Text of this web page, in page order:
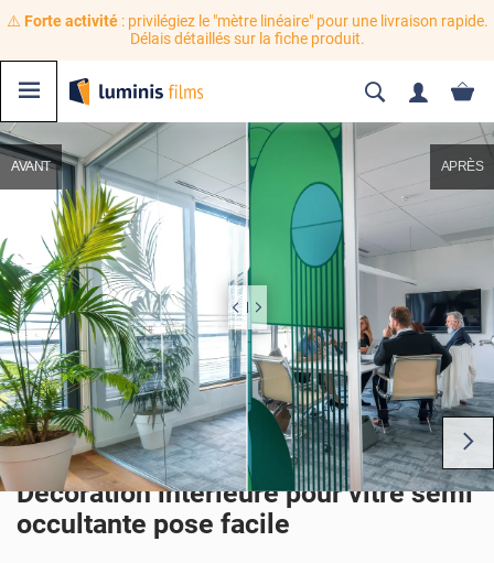
⚠️ Forte activité: privilégiez le "mètre linéaire" pour une livraison rapide.
Délais détaillés sur la fiche produit.
AVANT APRÈS
Décoration intérieure pour vitre semi
occultante pose facile